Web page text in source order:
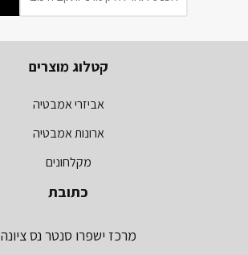
קטלוג מוצרים
אביזרי אמבטיה
ארונות אמבטיה
מקלחונים
כתובת
מרכז ישפרו סנטר נס ציונה